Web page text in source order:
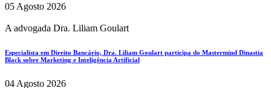
05 Agosto 2026
A advogada Dra. Liliam Goulart
Especialista em Direito Bancário, Dra. Liliam Goulart participa do Mastermind Dinastia
Black sobre Marketing e Inteligência Artificial
04 Agosto 2026